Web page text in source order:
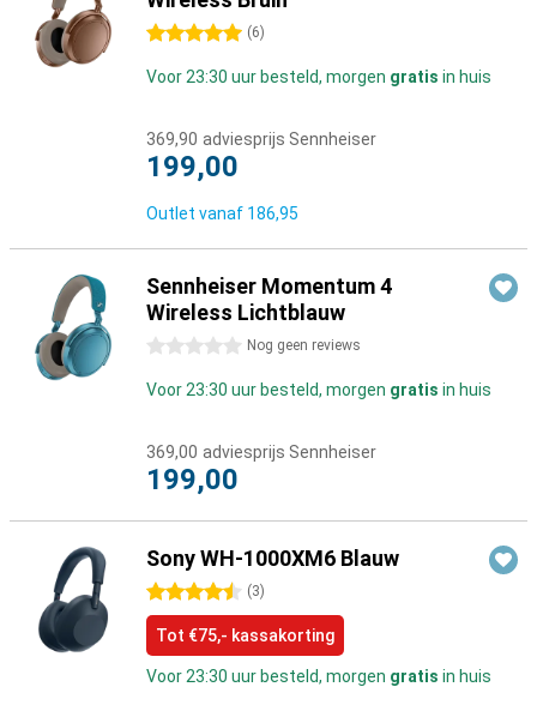
5 sterren (6)
Voor 23:30 uur besteld, morgen gratis in huis
369,90 adviesprijs Sennheiser
199,00
Outlet vanaf 186,95
Sennheiser Momentum 4
Wireless Lichtblauw
0 sterren Nog geen reviews
Voor 23:30 uur besteld, morgen gratis in huis
369,00 adviesprijs Sennheiser
199,00
Sony WH-1000XM6 Blauw
4.5 sterren (3)
Tot €75,- kassakorting
Voor 23:30 uur besteld, morgen gratis in huis